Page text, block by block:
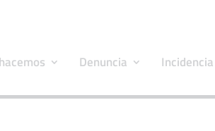
Denuncia Incidencia